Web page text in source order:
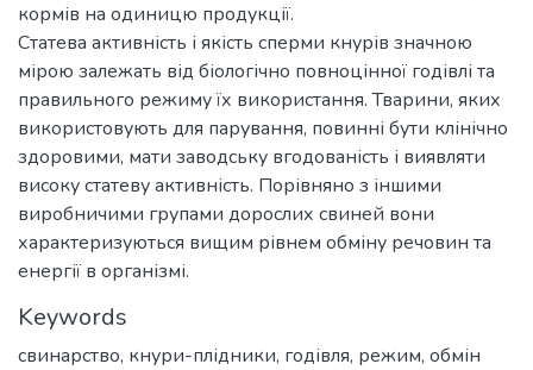
кормів на одиницю продукції.
Статева активність і якість сперми кнурів значною
мірою залежать від біологічно повноцінної годівлі та
правильного режиму їх використання. Тварини, яких
використовують для парування, повинні бути клінічно
здоровими, мати заводську вгодованість і виявляти
високу статеву активність. Порівняно з іншими
виробничими групами дорослих свиней вони
характеризуються вищим рівнем обміну речовин та
енергії в організмі.
Keywords
свинарство, кнури-плідники, годівля, режим, обмін